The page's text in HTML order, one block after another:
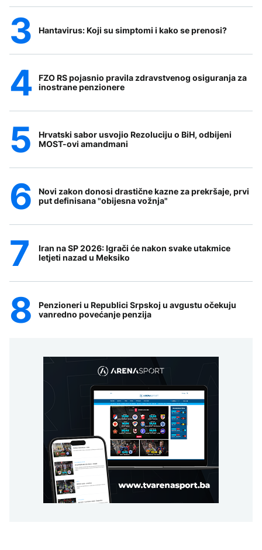
Hantavirus: Koji su simptomi i kako se prenosi?
FZO RS pojasnio pravila zdravstvenog osiguranja za
inostrane penzionere
Hrvatski sabor usvojio Rezoluciju o BiH, odbijeni
MOST-ovi amandmani
Novi zakon donosi drastične kazne za prekršaje, prvi
put definisana "obijesna vožnja"
Iran na SP 2026: Igrači će nakon svake utakmice
letjeti nazad u Meksiko
Penzioneri u Republici Srpskoj u avgustu očekuju
vanredno povećanje penzija